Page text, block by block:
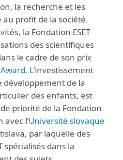
la recherche et les
au profit de la société.
la Fondation ESET
des scientifiques
le cadre de son prix
Award. L’investissement
développement de la
des enfants, est
priorité de la Fondation
avec l’Université slovaque
par laquelle des
spécialisés dans la